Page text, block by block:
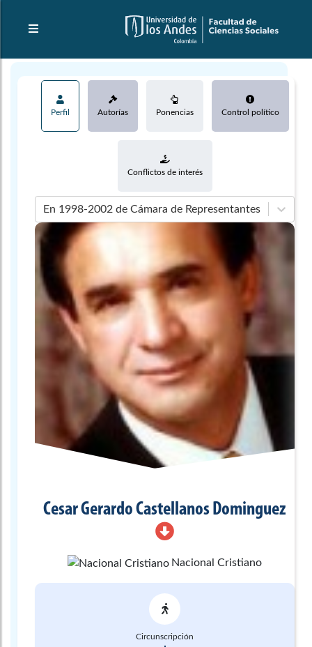
Perfil Autorías Ponencias Control político
Conflictos de interés
En 1998-2002 de Cámara de Representantes
Cesar GerardoCastellanos Dominguez
Nacional Cristiano
Circunscripción